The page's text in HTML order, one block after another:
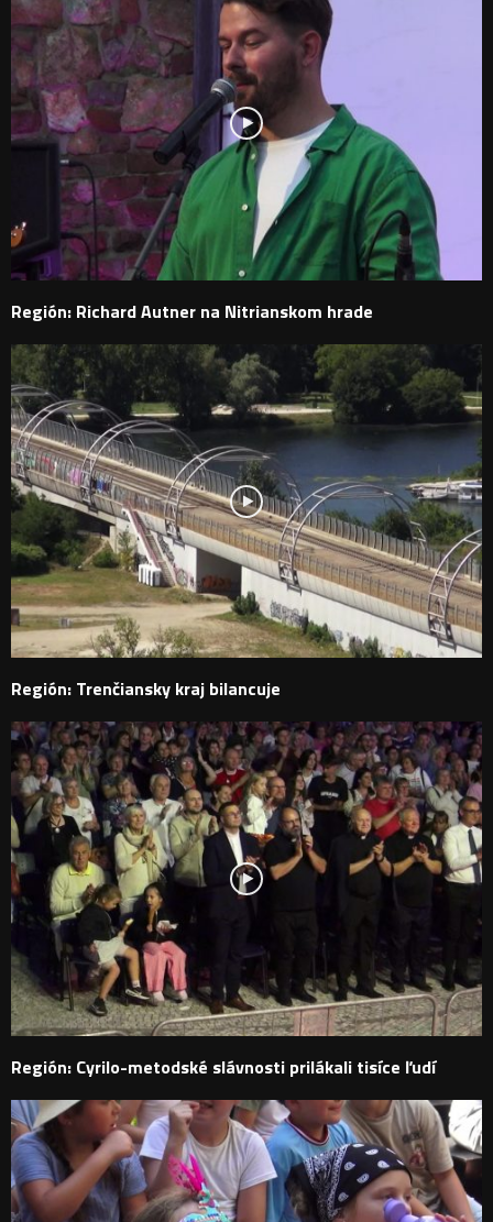
Región: Richard Autner na Nitrianskom hrade
Región: Trenčiansky kraj bilancuje
Región: Cyrilo-metodské slávnosti prilákali tisíce ľudí